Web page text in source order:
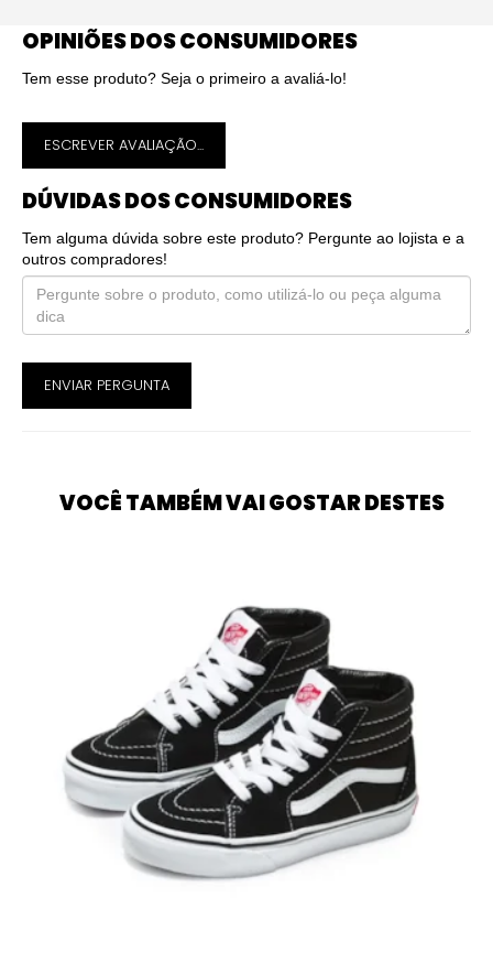
OPINIÕES DOS CONSUMIDORES
Tem esse produto? Seja o primeiro a avaliá-lo!
ESCREVER AVALIAÇÃO...
DÚVIDAS DOS CONSUMIDORES
Tem alguma dúvida sobre este produto? Pergunte ao lojista e a
outros compradores!
ENVIAR PERGUNTA
VOCÊ TAMBÉM VAI GOSTAR DESTES